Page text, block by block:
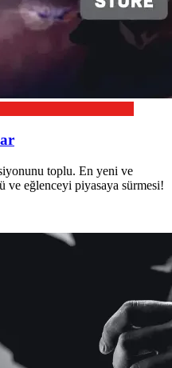
toplu. En yeni ve
ve eğlenceyi piyasaya sürmesi!